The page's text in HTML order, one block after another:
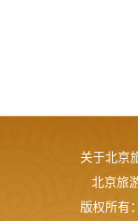
关于北京
北京旅
版权所有